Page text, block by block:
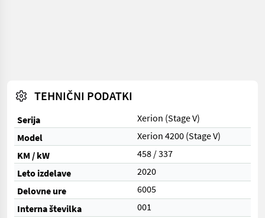
TEHNIČNI PODATKI
Serija
Xerion (Stage V)
Model
Xerion 4200 (Stage V)
KM / kW
458 / 337
Leto izdelave
2020
Delovne ure
6005
Interna številka
001